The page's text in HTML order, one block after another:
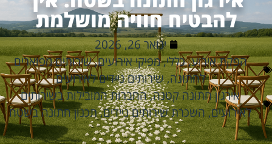
להבטיח חוויה מושלמת
ינואר 26, 2026
הפקת אירוע,כללי,מפיקי אירועים,שירותים מפוארים
לחתונה,שירותים ניידים לאירועים
אירגון חתונה קטנה,החברות המובילות בשירותים
לאירועים,השכרת שירותים ניידים,תכנון חתונה בשטח